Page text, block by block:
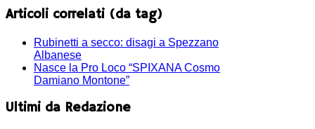
Articoli correlati (da tag)
Rubinetti a secco: disagi a Spezzano
Albanese
Nasce la Pro Loco “SPIXANA Cosmo
Damiano Montone”
Ultimi da Redazione